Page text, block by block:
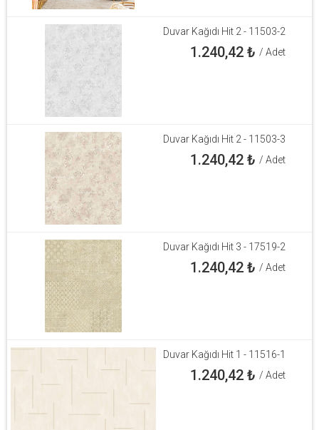
Duvar Kağıdı Hit 2 - 11503-2
1.240,42₺ / Adet
Duvar Kağıdı Hit 2 - 11503-3
1.240,42₺ / Adet
Duvar Kağıdı Hit 3 - 17519-2
1.240,42₺ / Adet
Duvar Kağıdı Hit 1 - 11516-1
1.240,42₺ / Adet